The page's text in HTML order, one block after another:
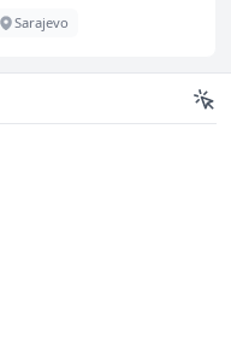
Sarajevo